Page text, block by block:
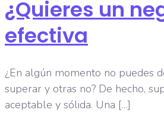
¿Quieres un
efectiva
¿En algún momento no puedes
superar y otras no? De hecho,
aceptable y sólida. Una […]